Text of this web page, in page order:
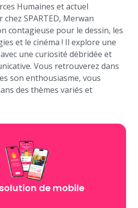
Humaines et actuel
SPARTED, Merwan
contagieuse pour le dessin, les
et le cinéma ! Il explore une
une curiosité débridée et
Vous retrouverez dans
son enthousiasme, vous
des thèmes variés et
de mobile